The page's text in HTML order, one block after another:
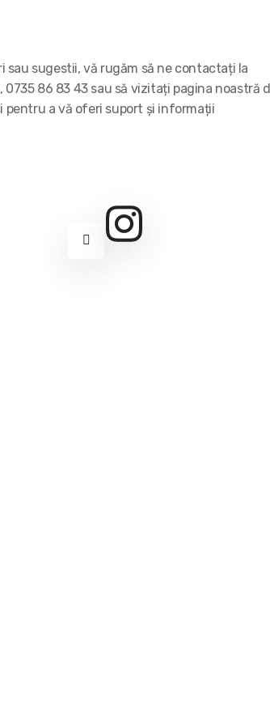
sau sugestii, vă rugăm să ne contactați la
0735 86 83 43 sau să vizitați pagina noastră
pentru a vă oferi suport și informații